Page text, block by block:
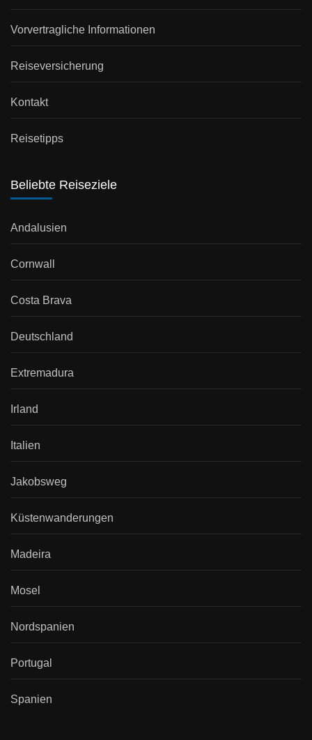
Vorvertragliche Informationen
Reiseversicherung
Kontakt
Reisetipps
Beliebte Reiseziele
Andalusien
Cornwall
Costa Brava
Deutschland
Extremadura
Irland
Italien
Jakobsweg
Küstenwanderungen
Madeira
Mosel
Nordspanien
Portugal
Spanien